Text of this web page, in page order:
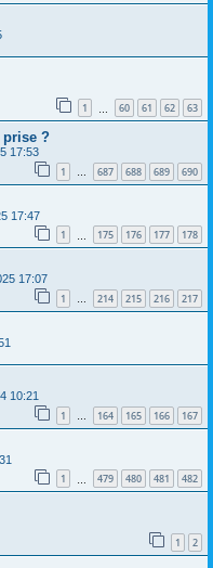
1 60 61 62 63
prise ?
17:53
1 … 687 688 689 690
17:47
1 175 176 177 178
17:07
1 … 214 215 216 217
10:21
1 … 164 165 166 167
1 479 480 481 482
1 2